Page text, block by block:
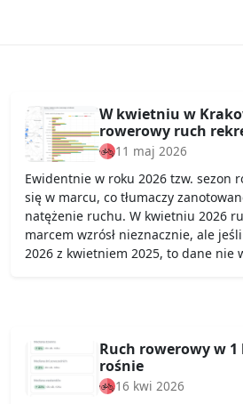
W kwietniu w
rowerowy ruch
11 maj 2026
Ewidentnie w roku 2026 tzw. sezon
się w marcu, co tłumaczy
natężenie ruchu. W kwietniu 2026
marcem wzrósł nieznacznie, ale
2026 z kwietniem 2025, to dane nie
Ruch rowerowy w
rośnie
16 kwi 2026